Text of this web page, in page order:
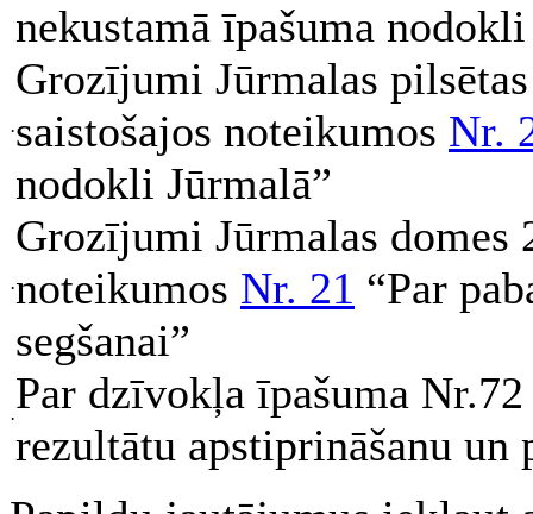
nekustamā īpašuma
·
Grozījumi Jūrmalas
saistošajos noteikumos Nr.
nodokli Jūrmalā”
·
Grozījumi Jūrmalas domes
noteikumos Nr. 21 “Par
segšanai”
·
Par dzīvokļa īpašuma
rezultātu apstiprināšanu